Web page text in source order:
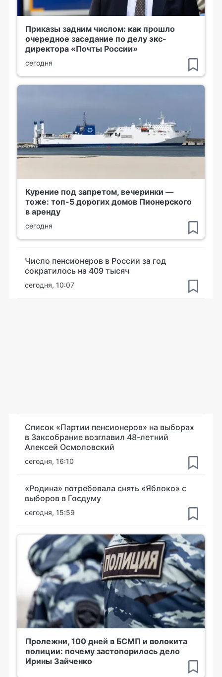
Приказы задним числом: как прошло
очередное заседание по делу экс-
директора «Почты России»
сегодня
Курение под запретом, вечеринки —
тоже: топ-5 дорогих домов Пионерского
в аренду
сегодня
Число пенсионеров в России за год
сократилось на 409 тысяч
сегодня, 10:07
Список «Партии пенсионеров» на выборах
в Заксобрание возглавил 48-летний
Алексей Осмоловский
сегодня, 16:10
«Родина» потребовала снять «Яблоко» с
выборов в Госдуму
сегодня, 15:59
Пролежни, 100 дней в БСМП и волокита
полиции: почему застопорилось дело
Ирины Зайченко